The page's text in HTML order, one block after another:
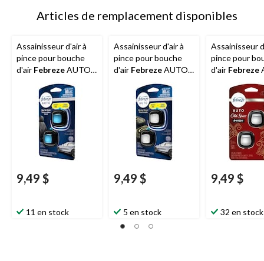
Articles de remplacement disponibles
Assainisseur d'air à
pince pour bouche
d'air FebrezeAUTO,
voiture neuve
matinale, 2,2 mL, paq.
9,49 $
11 en stock
Assainisseur d'air à
pince pour bouche
d'air FebrezeAUTO,
douche matinale, 2,2
mL, paq. 2
9,49 $
5 en stock
Assainisseur
pince pour
d'air Febreze
Old Spice
4,4 mL, paq. 2
9,49 $
32 en stock